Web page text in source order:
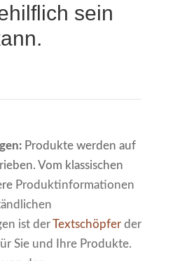
sein
Produkte werden auf
Vom klassischen
Produktinformationen
ist derTextschöpferder
Sie und Ihre Produkte.